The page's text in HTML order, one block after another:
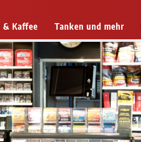
& Kaffee Tanken und mehr